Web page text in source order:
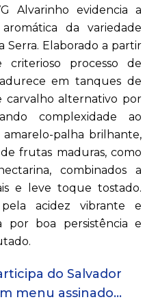
Alvarinho evidencia a
da variedade
Elaborado a partir
processo de
em tanques de
carvalho alternativo por
complexidade ao
palha brilhante,
frutas maduras, como
combinados a
e leve toque tostado.
acidez vibrante e
por boa persistência e
do Salvador
menu assinado